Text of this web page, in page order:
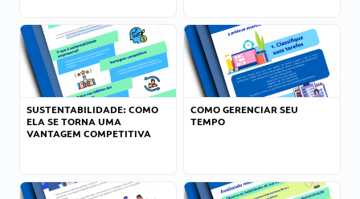
SUSTENTABILIDADE: COMO
ELA SE TORNA UMA
VANTAGEM COMPETITIVA
COMO GERENCIAR SEU
TEMPO